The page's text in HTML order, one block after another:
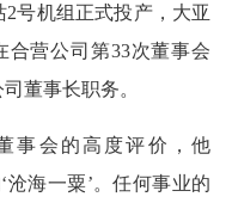
2号机组正式投产，大亚
合营公司第33次董事会
董事长职务。
事会的高度评价，他
海一粟’。任何事业的